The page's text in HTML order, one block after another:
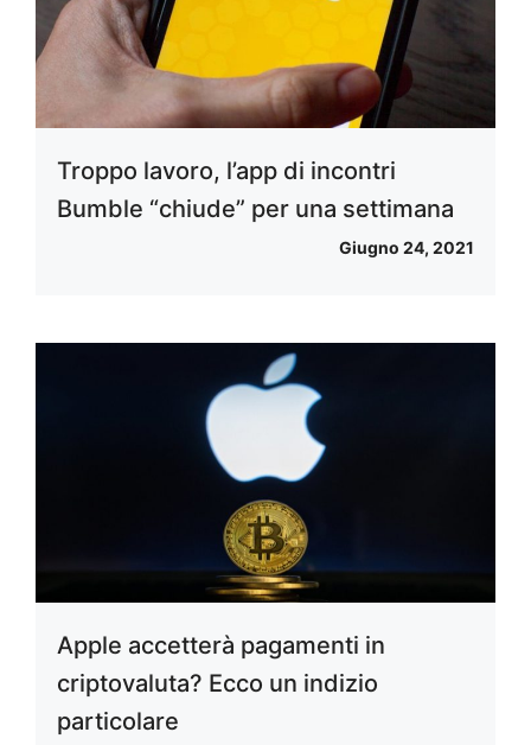
Troppo lavoro, l’app di incontri
Bumble “chiude” per una settimana
Giugno 24, 2021
Apple accetterà pagamenti in
criptovaluta? Ecco un indizio
particolare